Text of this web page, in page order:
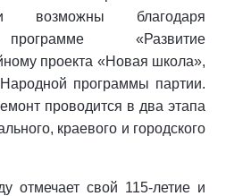
возможны благодаря
программе «Развитие
проекта «Новая школа»,
программы партии.
проводится в два этапа
краевого и городского
отмечает свой 115-летие и